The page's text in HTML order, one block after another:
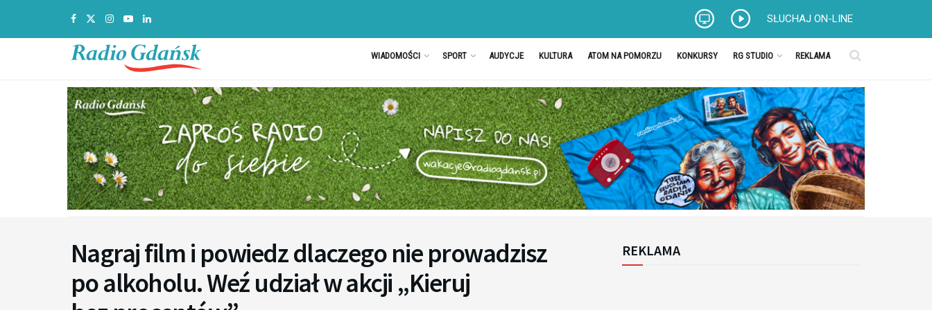
SŁUCHAJ ON-LINE
WIADOMOŚCI SPORT AUDYCJE KULTURA ATOM NA POMORZU KONKURSY RG STUDIO REKLAMA
Nagraj film i powiedz dlaczego nie prowadzisz
po alkoholu. Weź udział w akcji „Kieruj
REKLAMA